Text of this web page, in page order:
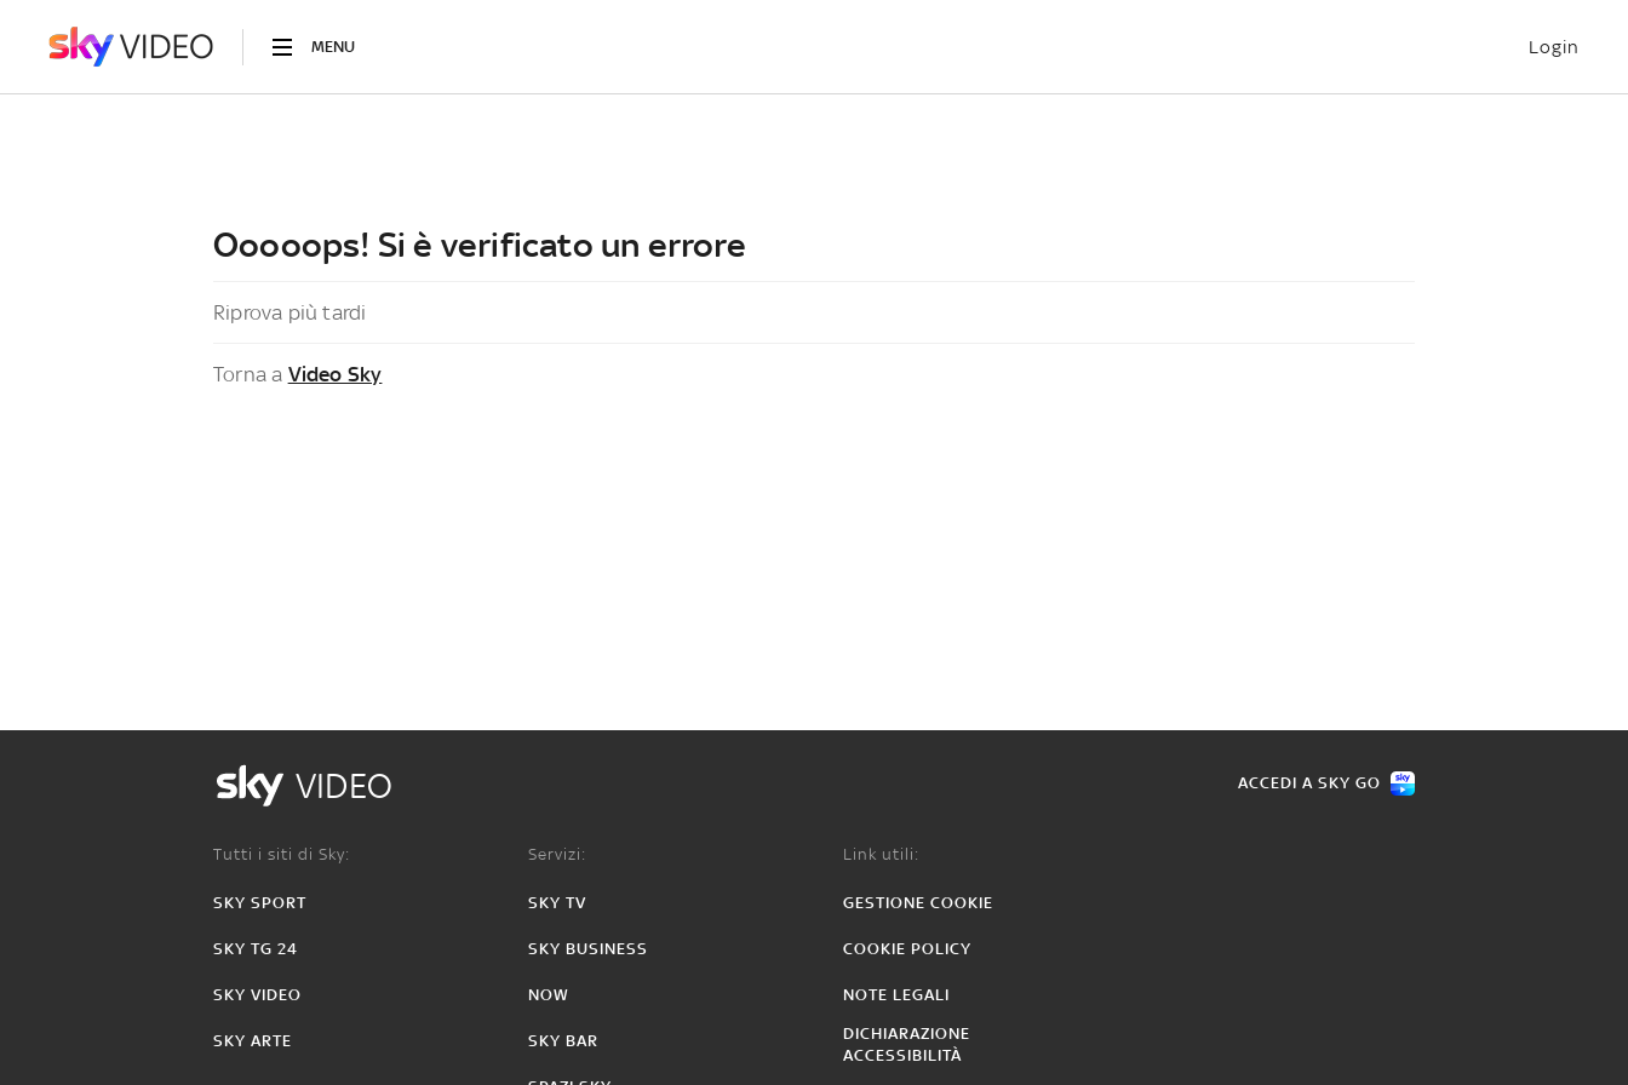
MENU Login
Ooooops! Si è verificato un errore
Riprova più tardi
Torna a Video Sky
VIDEO ACCEDI A SKY GO
Tutti i siti di Sky:
SKY SPORT
SKY TG 24
SKY VIDEO
SKY ARTE
Servizi:
SKY TV
SKY BUSINESS
NOW
SKY BAR
Link utili:
GESTIONE COOKIE
COOKIE POLICY
NOTE LEGALI
DICHIARAZIONE
ACCESSIBILITÀ